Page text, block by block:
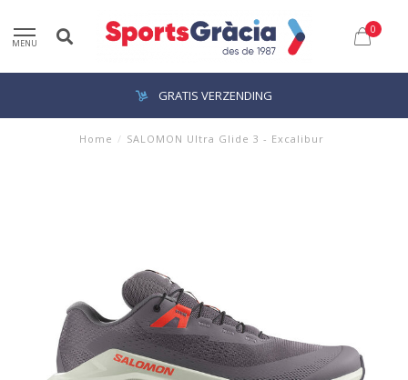
MENU
0
GRATIS VERZENDING
Home / SALOMON Ultra Glide 3 - Excalibur